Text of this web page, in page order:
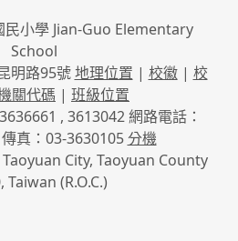
民小學 Jian-Guo Elementary
School
明路95號地理位置 | 校徽| 校
關代碼 | 班級位置
, 3613042 網路電話：
真：03-3630105分機
City, Taoyuan County
Taiwan (R.O.C.)